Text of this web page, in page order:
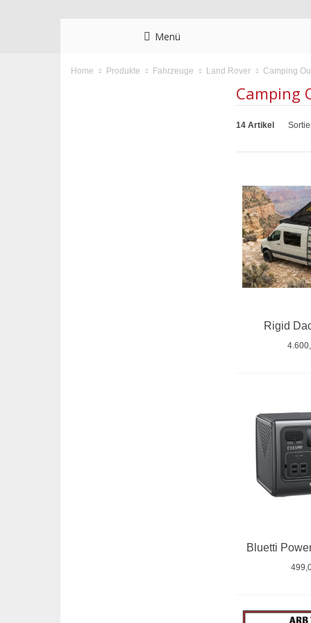
Menü
Home Produkte Fahrzeuge Land Rover Camping
Camping
14 Artikel
Rigid
Bluetti